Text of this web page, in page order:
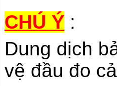
CHÚ Ý :
Dung dịch
vệ đầu đo